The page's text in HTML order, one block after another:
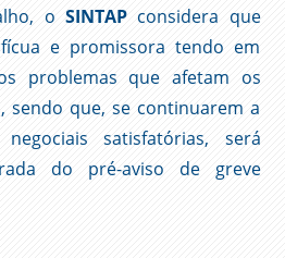
o SINTAPconsidera que
e promissora tendo em
problemas que afetam os
sendo que, se continuarem a
negociais satisfatórias, será
do pré-aviso de greve